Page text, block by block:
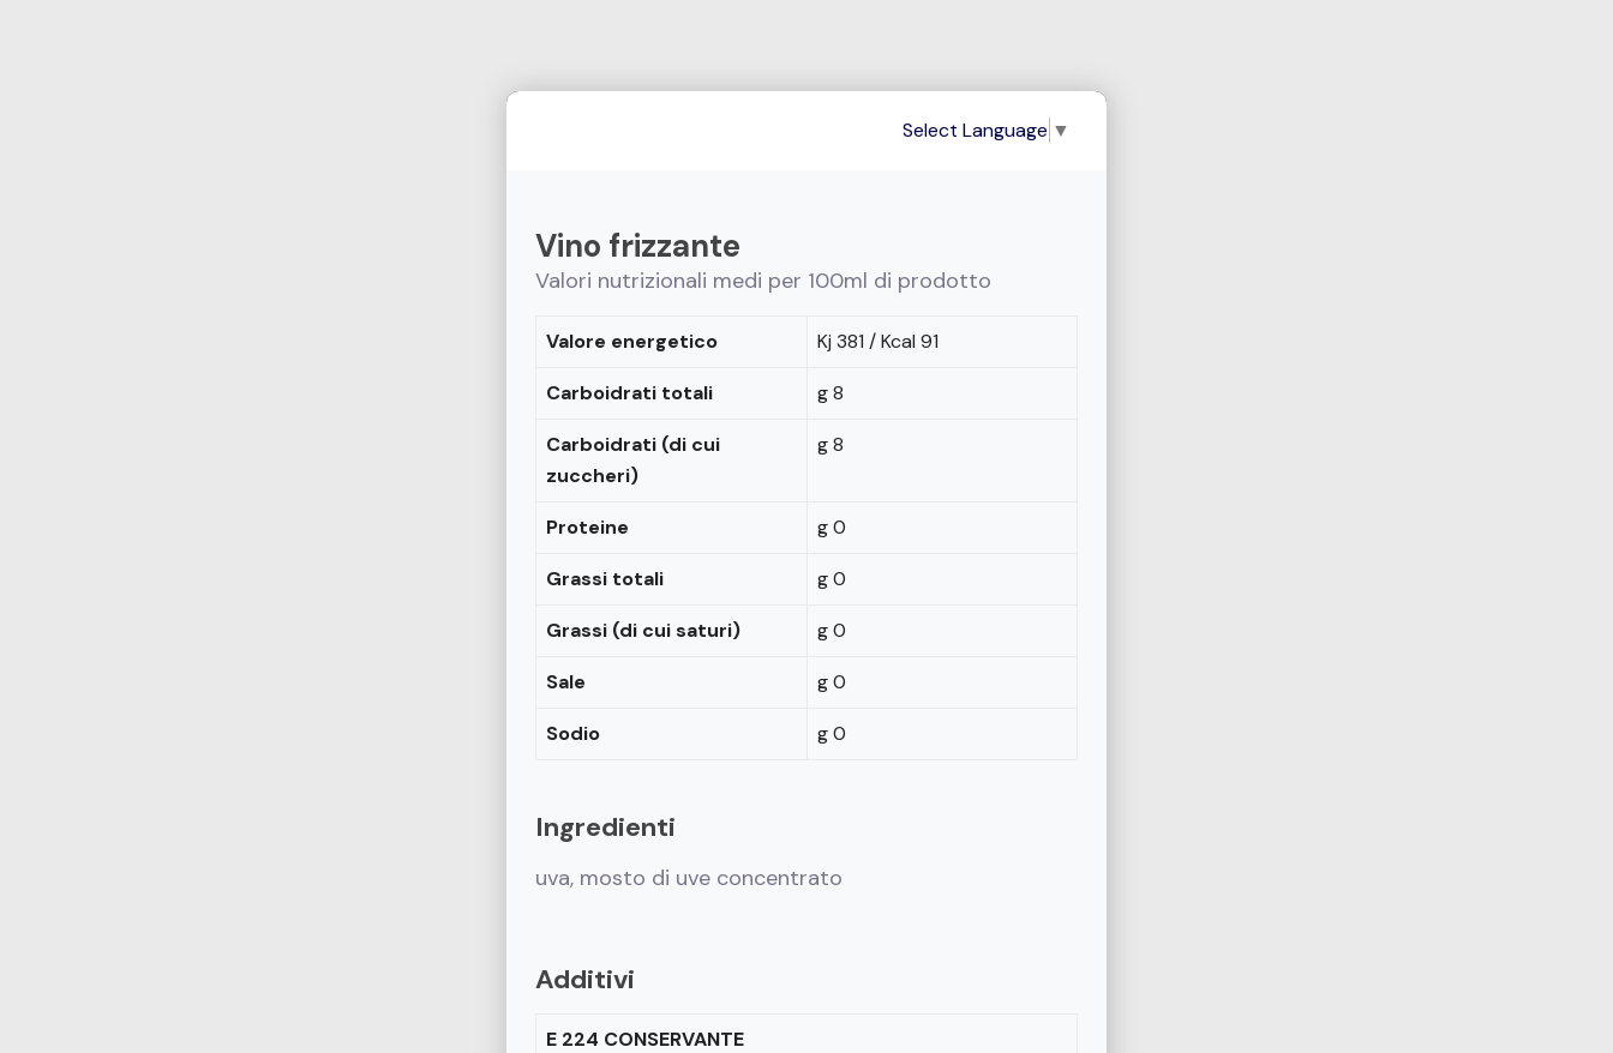
Select Language ▼
Vino frizzante
Valori nutrizionali medi per 100ml di prodotto
Valore energetico Kj 381 / Kcal 91
Carboidrati totali g 8
Carboidrati (di cui
zuccheri)
g 8
Proteine g 0
Grassi totali g 0
Grassi (di cui saturi) g 0
Sale g 0
Sodio g 0
Ingredienti
uva, mosto di uve concentrato
Additivi
E 224 CONSERVANTE